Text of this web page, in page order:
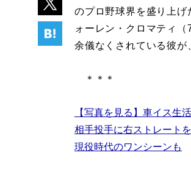
のプロ野球界を盛り上げ
ォーレン・クロマティ
余儀なくされている彼が
＊＊＊
【写真を見る】車イス生
相手投手に右ストレート
現役時代のワンシーンも